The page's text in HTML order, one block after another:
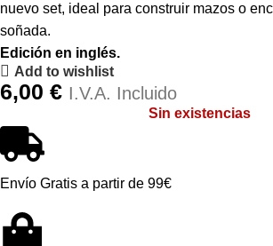
nuevo set, ideal para construir mazos o
soñada.
Edición en inglés.
Add to wishlist
6,00 € I.V.A. Incluido
Sin existencias
Envío Gratis a partir de 99€